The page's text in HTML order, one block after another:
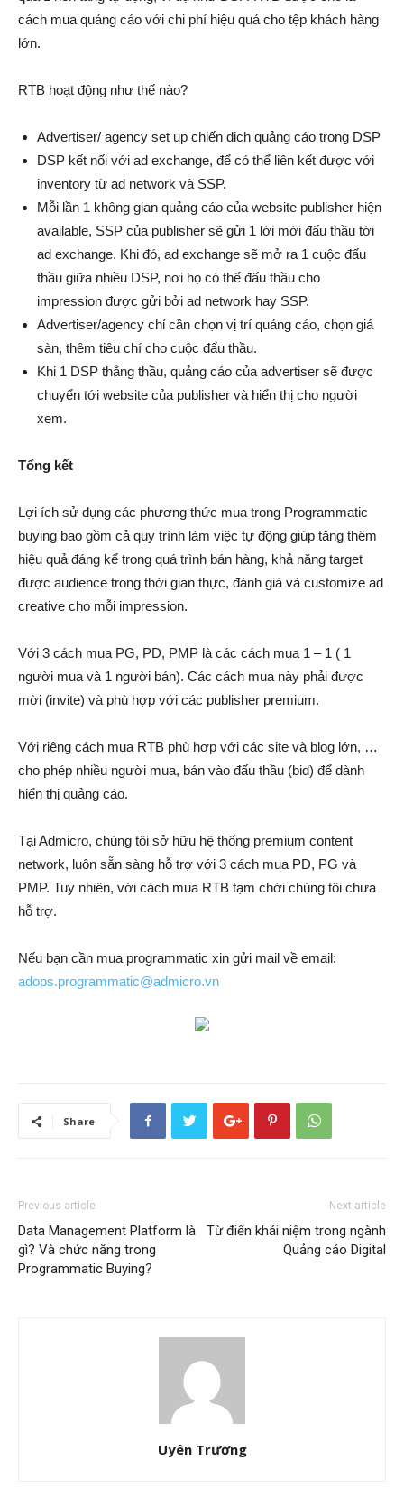
cách mua quảng cáo với chi phí hiệu quả cho tệp khách hàng
lớn.
RTB hoạt động như thế nào?
Advertiser/ agency set up chiến dịch quảng cáo trong DSP
DSP kết nối với ad exchange, để có thể liên kết được với
inventory từ ad network và SSP.
Mỗi lần 1 không gian quảng cáo của website publisher hiện
available, SSP của publisher sẽ gửi 1 lời mời đấu thầu tới
ad exchange. Khi đó, ad exchange sẽ mở ra 1 cuộc đấu
thầu giữa nhiều DSP, nơi họ có thể đấu thầu cho
impression được gửi bởi ad network hay SSP.
Advertiser/agency chỉ cần chọn vị trí quảng cáo, chọn giá
sàn, thêm tiêu chí cho cuộc đấu thầu.
Khi 1 DSP thắng thầu, quảng cáo của advertiser sẽ được
chuyển tới website của publisher và hiển thị cho người
xem.
Tổng kết
Lợi ích sử dụng các phương thức mua trong Programmatic
buying bao gồm cả quy trình làm việc tự động giúp tăng thêm
hiệu quả đáng kể trong quá trình bán hàng, khả năng target
được audience trong thời gian thực, đánh giá và customize ad
creative cho mỗi impression.
Với 3 cách mua PG, PD, PMP là các cách mua 1 – 1 ( 1
người mua và 1 người bán). Các cách mua này phải được
mời (invite) và phù hợp với các publisher premium.
Với riêng cách mua RTB phù hợp với các site và blog lớn, …
cho phép nhiều người mua, bán vào đấu thầu (bid) để dành
hiển thị quảng cáo.
Tại Admicro, chúng tôi sở hữu hệ thống premium content
network, luôn sẵn sàng hỗ trợ với 3 cách mua PD, PG và
PMP. Tuy nhiên, với cách mua RTB tạm chời chúng tôi chưa
hỗ trợ.
Nếu bạn cần mua programmatic xin gửi mail về email:
adops.programmatic@admicro.vn
Share
Previous article
Data Management Platform là
gì? Và chức năng trong
Programmatic Buying?
Next article
Từ điển khái niệm trong ngành
Quảng cáo Digital
Uyên Trương